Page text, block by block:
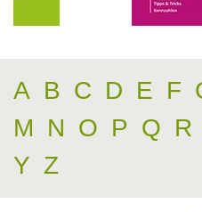
A B C D E F
M
N O P Q R
Y Z